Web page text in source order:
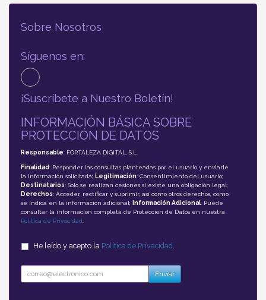
Sobre Nosotros
Síguenos en:
¡Suscríbete a Nuestro Boletín!
INFORMACIÓN BÁSICA SOBRE
PROTECCIÓN DE DATOS
Responsable: FORTALEZA DIGITAL, S.L.
Finalidad: Responder las consultas planteadas por el usuario y enviarle
la información solicitada; Legitimación: Consentimiento del usuario;
Destinatarios: Solo se realizan cesiones si existe una obligación legal;
Derechos: Acceder, rectificar y suprimir, así como otros derechos, como
se indica en la información adicional;
Información Adicional: Puede
consultar la información completa de Protección de Datos en nuestra
Política de Privacidad
He leído y acepto la Política de Privacidad .
Enviar